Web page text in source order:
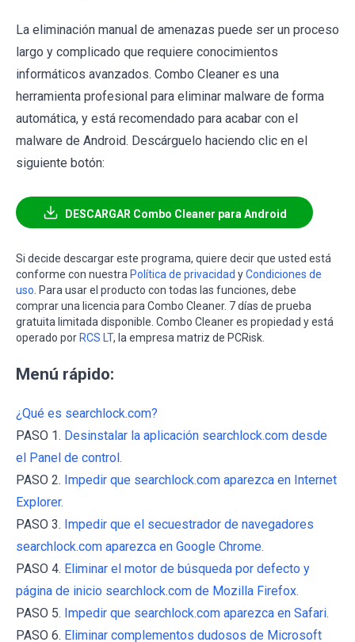
La eliminación manual de amenazas puede ser un proceso
largo y complicado que requiere conocimientos
informáticos avanzados. Combo Cleaner es una
herramienta profesional para eliminar malware de forma
automática, y está recomendado para acabar con el
malware de Android. Descárguelo haciendo clic en el
siguiente botón:
DESCARGAR Combo Cleaner para Android
Si decide descargar este programa, quiere decir que usted está
conforme con nuestra Política de privacidad yCondiciones de
uso . Para usar el producto con todas las funciones, debe
comprar una licencia para Combo Cleaner. 7 días de prueba
gratuita limitada disponible. Combo Cleaner es propiedad y está
operado por RCS LT, la empresa matriz de PCRisk.
Menú rápido:
¿Qué es searchlock.com?
PASO 1. Desinstalar la aplicación searchlock.com desde
el Panel de control.
PASO 2. Impedir que searchlock.com aparezca en Internet
Explorer.
PASO 3. Impedir que el secuestrador de navegadores
searchlock.com aparezca en Google Chrome.
PASO 4. Eliminar el motor de búsqueda por defecto y
página de inicio searchlock.com de Mozilla Firefox.
PASO 5. Impedir que searchlock.com aparezca en Safari.
PASO 6. Eliminar complementos dudosos de Microsoft